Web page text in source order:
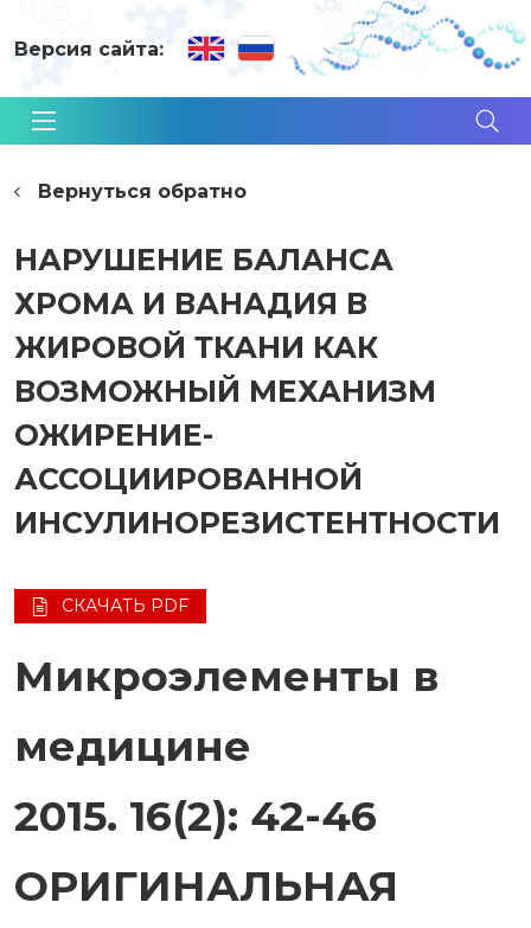
Версия сайта:
Вернуться обратно
НАРУШЕНИЕ БАЛАНСА
ХРОМА И ВАНАДИЯ В
ЖИРОВОЙ ТКАНИ КАК
ВОЗМОЖНЫЙ МЕХАНИЗМ
ОЖИРЕНИЕ-
АССОЦИИРОВАННОЙ
ИНСУЛИНОРЕЗИСТЕНТНОСТИ
СКАЧАТЬ PDF
Микроэлементы в
медицине
2015. 16(2): 42-46
ОРИГИНАЛЬНАЯ